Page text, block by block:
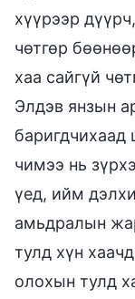
хүүрээр
чөтгөр
хаа сайгүй
Элдэв янзын
чимээ нь
үед, ийм
амьдралын
тулд хүн
олохын тулд